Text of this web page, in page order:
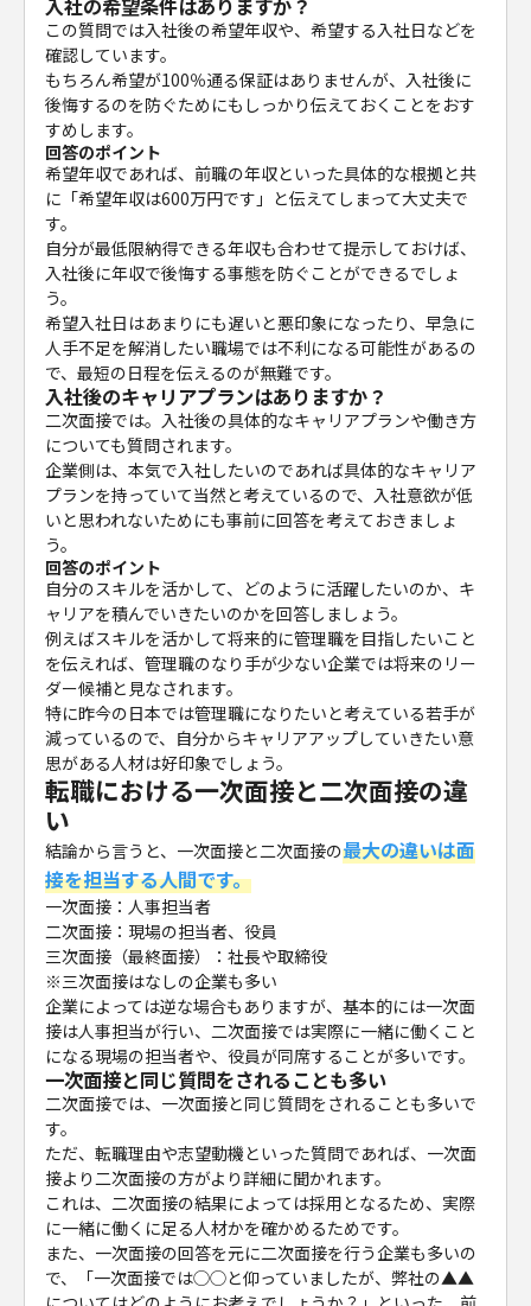
この質問では入社後の希望年収や、希望する入社日などを
確認しています。
もちろん希望が100％通る保証はありませんが、入社後に
後悔するのを防ぐためにもしっかり伝えておくことをおす
すめします。
回答のポイント
希望年収であれば、前職の年収といった具体的な根拠と共
に「希望年収は600万円です」と伝えてしまって大丈夫で
す。
自分が最低限納得できる年収も合わせて提示しておけば、
入社後に年収で後悔する事態を防ぐことができるでしょ
う。
希望入社日はあまりにも遅いと悪印象になったり、早急に
人手不足を解消したい職場では不利になる可能性があるの
で、最短の日程を伝えるのが無難です。
入社後のキャリアプランはありますか？
二次面接では。入社後の具体的なキャリアプランや働き方
についても質問されます。
企業側は、本気で入社したいのであれば具体的なキャリア
プランを持っていて当然と考えているので、入社意欲が低
いと思われないためにも事前に回答を考えておきましょ
う。
回答のポイント
自分のスキルを活かして、どのように活躍したいのか、キ
ャリアを積んでいきたいのかを回答しましょう。
例えばスキルを活かして将来的に管理職を目指したいこと
を伝えれば、管理職のなり手が少ない企業では将来のリー
ダー候補と見なされます。
特に昨今の日本では管理職になりたいと考えている若手が
減っているので、自分からキャリアアップしていきたい意
思がある人材は好印象でしょう。
転職における一次面接と二次面接の違
い
結論から言うと、一次面接と二次面接の最大の違いは面
接を担当する人間です。
一次面接：人事担当者
二次面接：現場の担当者、役員
三次面接（最終面接）：社長や取締役
※三次面接はなしの企業も多い
企業によっては逆な場合もありますが、基本的には一次面
接は人事担当が行い、二次面接では実際に一緒に働くこと
になる現場の担当者や、役員が同席することが多いです。
一次面接と同じ質問をされることも多い
二次面接では、一次面接と同じ質問をされることも多いで
す。
ただ、転職理由や志望動機といった質問であれば、一次面
接より二次面接の方がより詳細に聞かれます。
これは、二次面接の結果によっては採用となるため、実際
に一緒に働くに足る人材かを確かめるためです。
また、一次面接の回答を元に二次面接を行う企業も多いの
で、「一次面接では◯◯と仰っていましたが、弊社の▲▲